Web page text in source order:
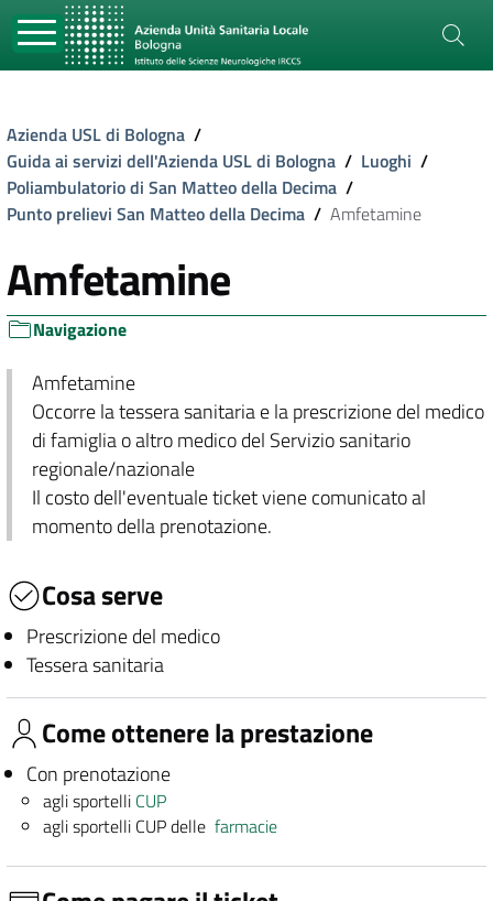
Azienda USL di Bologna /
Guida ai servizi dell'Azienda USL di Bologna / Luoghi /
Poliambulatorio di San Matteo della Decima /
Punto prelievi San Matteo della Decima / Amfetamine
Amfetamine
Navigazione
Amfetamine
Occorre la tessera sanitaria e la prescrizione del medico
di famiglia o altro medico del Servizio sanitario
regionale/nazionale
Il costo dell'eventuale ticket viene comunicato al
momento della prenotazione.
Cosa serve
Prescrizione del medico
Tessera sanitaria
Come ottenere la prestazione
Con prenotazione
agli sportelli CUP
agli sportelli CUP dellefarmacie